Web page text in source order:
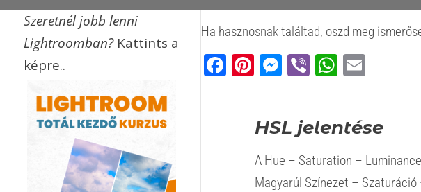
Szeretnél jobb lenni
Lightroomban? Kattints a
képre..
Ha hasznosnak találtad, oszd meg
Facebook
Pinterest
Messenger
ViberEmail
HSL jelentése
A Hue – Saturation –
Magyarúl Színezet – Szaturáció